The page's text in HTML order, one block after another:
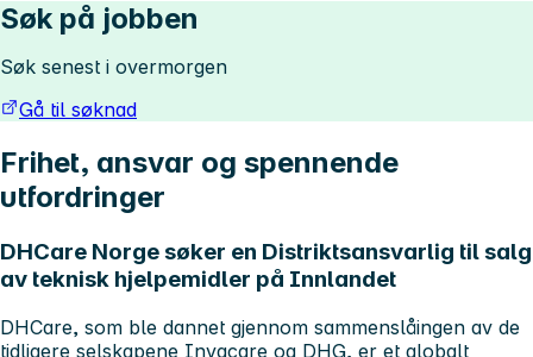
Søk på jobben
Søk senest i overmorgen
Gå til søknad
Frihet, ansvar og spennende
utfordringer
DHCare Norgesøker en Distriktsansvarlig til salg
av teknisk hjelpemidler på Innlandet
DHCare, som ble dannet gjennom sammenslåingen av de
tidligere selskapene Invacare og DHG, er et globalt